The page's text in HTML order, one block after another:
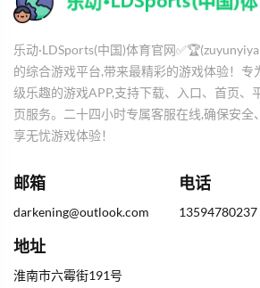
乐动·LDSports(中国)体育官网
的综合游戏平台,带来最精彩的游戏体验！专
级乐趣的游戏APP,支持下载、入口、首页、
页服务。二十四小时专属客服在线,确保安全
享无忧游戏体验！
邮箱
darkening@outlook.com
电话
13594780237
地址
淮南市六霉街191号